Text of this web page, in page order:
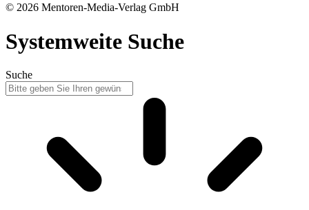
© 2026 Mentoren-Media-Verlag GmbH
Systemweite Suche
Suche